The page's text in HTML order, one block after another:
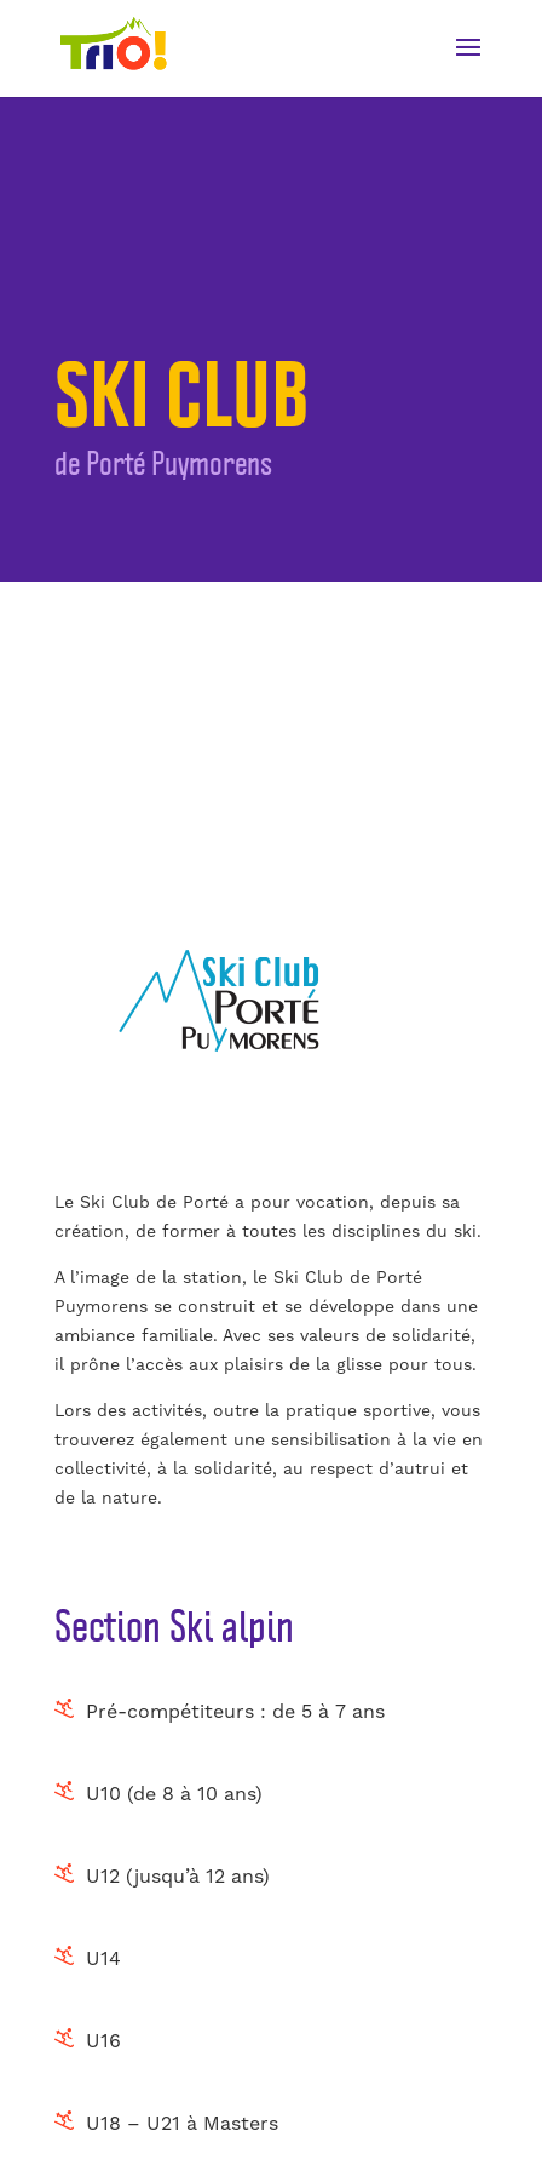
SKI CLUB
de Porté Puymorens
Le Ski Club de Porté a pour vocation, depuis sa
création, de former à toutes les disciplines du ski.
A l’image de la station, le Ski Club de Porté
Puymorens se construit et se développe dans une
ambiance familiale. Avec ses valeurs de solidarité,
il prône l’accès aux plaisirs de la glisse pour tous.
Lors des activités, outre la pratique sportive, vous
trouverez également une sensibilisation à la vie en
collectivité, à la solidarité, au respect d’autrui et
de la nature.
Section Ski alpin
Pré-compétiteurs : de 5 à 7 ans
U10 (de 8 à 10 ans)
U12 (jusqu’à 12 ans)
U14
U16
U18 – U21 à Masters